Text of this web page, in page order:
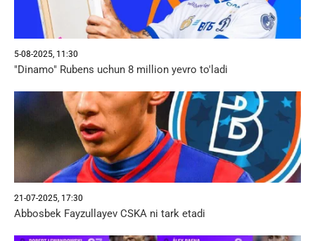
5-08-2025, 11:30
"Dinamo" Rubens uchun 8 million yevro to'ladi
21-07-2025, 17:30
Abbosbek Fayzullayev CSKA ni tark etadi